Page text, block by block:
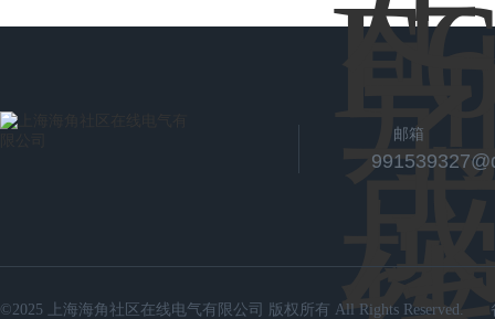
邮箱
©2025 上海海角社区在线电气有限公司 版权所有 All Rights Reserved.